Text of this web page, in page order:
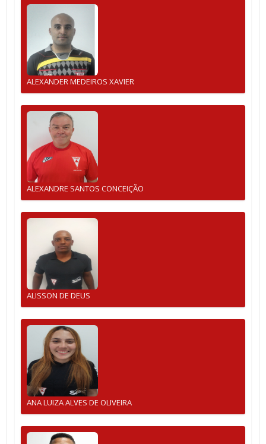
ALEXANDER MEDEIROS XAVIER
ALEXANDRE SANTOS CONCEIÇÃO
ALISSON DE DEUS
ANA LUIZA ALVES DE OLIVEIRA